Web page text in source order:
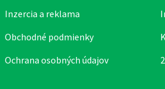
Inzercia a reklama
Obchodné podmienky
Ochrana osobných údajov